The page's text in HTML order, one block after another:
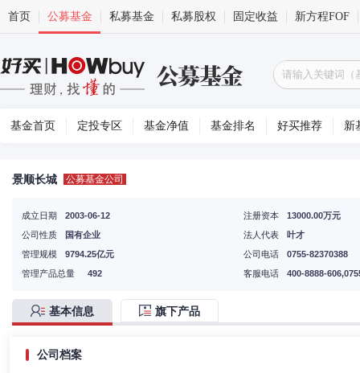
首页 公募基金 私募基金 私募股权 固定收益 新方程FOF
基金首页 定投专区 基金净值 基金排名 好买推荐 新
景顺长城 公募基金公司
成立日期
2003-06-12
公司性质
国有企业
注册资本
13000.00万元
法人代表
叶才
管理规模
9794.25亿元
管理产品总量
492
公司电话
0755-82370388
客服电话
400-8888-
基本信息 旗下产品
公司档案